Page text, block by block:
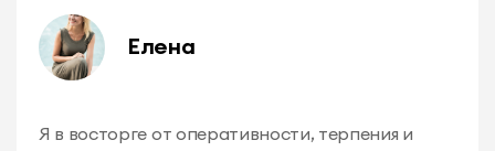
Елена
Я в восторге от оперативности, терпения и